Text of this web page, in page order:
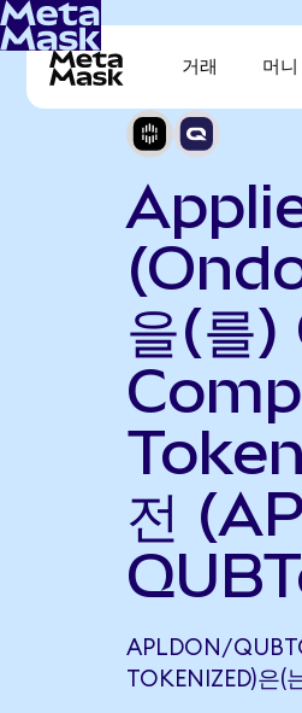
거래 머니
을(를
전
APLDON/
TOKENIZED)은(